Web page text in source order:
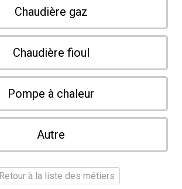
Chaudière gaz
Chaudière fioul
Pompe à chaleur
Autre
Retour à la liste des métiers